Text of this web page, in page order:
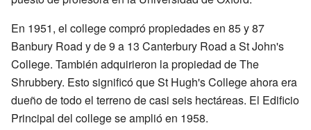
En 1951, el college compró propiedades en 85 y 87
Banbury Road y de 9 a 13 Canterbury Road a St John's
College. También adquirieron la propiedad de The
Shrubbery. Esto significó que St Hugh's College ahora era
dueño de todo el terreno de casi seis hectáreas. El Edificio
Principal del college se amplió en 1958.